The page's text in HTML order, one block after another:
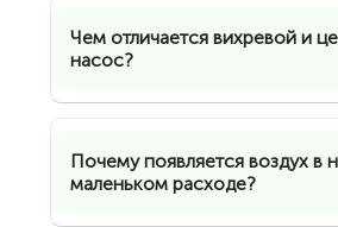
Чем отличается вихревой и
насос?
Почему появляется воздух в
маленьком расходе?